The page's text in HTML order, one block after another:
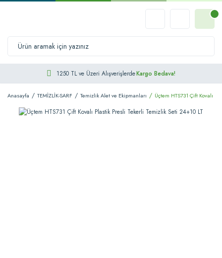
1250 TL ve Üzeri AlışverişlerdeKargo Bedava!
Anasayfa TEMİZLİK-SARF Temizlik Alet ve Ekipmanları Üçtem HTS731 Çift Kovalı